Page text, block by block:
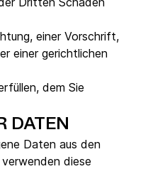
einer Vorschrift,
einer gerichtlichen
dem Sie
DATEN
Daten aus den
diese